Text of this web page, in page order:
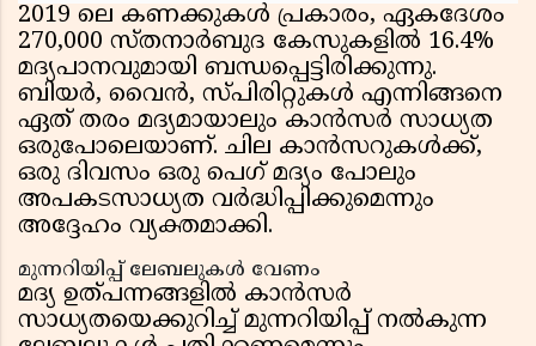
2019 ലെ കണക്കുകള്‍ പ്രകാരം, ഏകദേശം
270,000 സ്തനാര്‍ബുദ കേസുകളില്‍ 16.4%
മദ്യപാനവുമായി ബന്ധപ്പെട്ടിരിക്കുന്നു.
ബിയര്‍, വൈന്‍, സ്പിരിറ്റുകള്‍ എന്നിങ്ങനെ
ഏത് തരം മദ്യമായാലും കാന്‍സര്‍ സാധ്യത
ഒരുപോലെയാണ്. ചില കാന്‍സറുകള്‍ക്ക്,
ഒരു ദിവസം ഒരു പെഗ് മദ്യം പോലും
അപകടസാധ്യത വര്‍ദ്ധിപ്പിക്കുമെന്നും
അദ്ദേഹം വ്യക്തമാക്കി.
മുന്നറിയിപ്പ് ലേബലുകള്‍ വേണം
മദ്യ ഉത്പന്നങ്ങളില്‍ കാന്‍സര്‍
സാധ്യതയെക്കുറിച്ച് മുന്നറിയിപ്പ് നല്‍കുന്ന